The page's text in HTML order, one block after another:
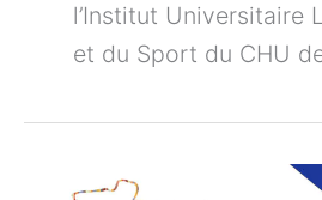
l’Institut Universitaire
et du Sport du CHU